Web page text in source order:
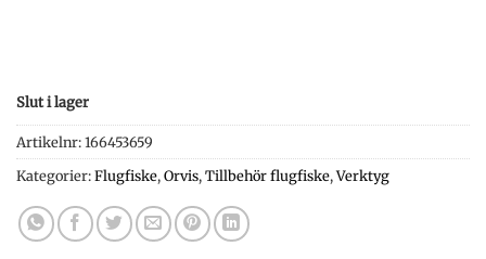
Slut i lager
Artikelnr:166453659
Kategorier:Flugfiske,Orvis,Tillbehör flugfiske,Verktyg